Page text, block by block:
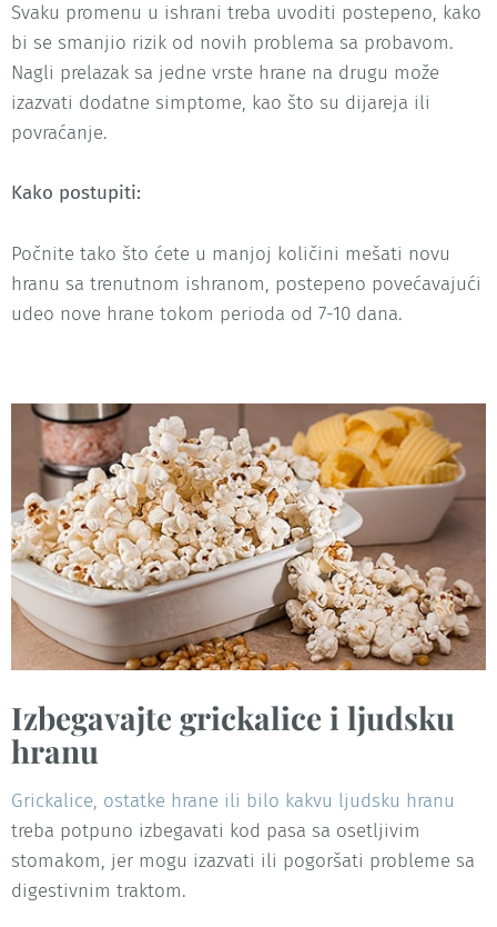
Svaku promenu u ishrani treba uvoditi postepeno, kako
bi se smanjio rizik od novih problema sa probavom.
Nagli prelazak sa jedne vrste hrane na drugu može
izazvati dodatne simptome, kao što su dijareja ili
povraćanje.
Kako postupiti:
Počnite tako što ćete u manjoj količini mešati novu
hranu sa trenutnom ishranom, postepeno povećavajući
udeo nove hrane tokom perioda od 7-10 dana.
Izbegavajte grickalice i ljudsku
hranu
Grickalice, ostatke hrane ili bilo kakvu ljudsku hranu
treba potpuno izbegavati kod pasa sa osetljivim
stomakom, jer mogu izazvati ili pogoršati probleme sa
digestivnim traktom.